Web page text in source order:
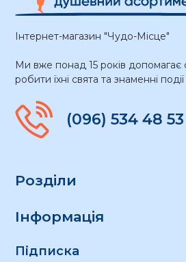
Інтернет-магазин "Чудо-Місце"
Ми вже понад 15 років допомагає
робити їхні свята та знаменні
(096) 534 48 53
Розділи
Інформація
Підписка